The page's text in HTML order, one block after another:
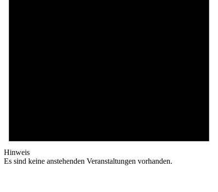
Hinweis
Es sind keine anstehenden Veranstaltungen vorhanden.